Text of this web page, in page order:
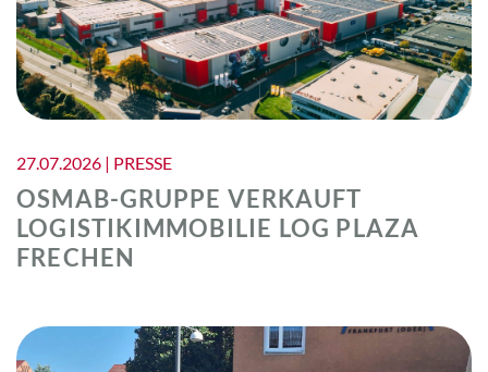
27.07.2026 | PRESSE
OSMAB-GRUPPE VERKAUFT
LOGISTIKIMMOBILIE LOG PLAZA
FRECHEN